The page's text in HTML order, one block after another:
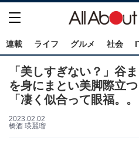
連載 ライフ グルメ 社会
「美しすぎない？」谷
を身にまとい美脚際立
「凄く似合って眼福。。
2023.02.02
橋酒 瑛麗瑠